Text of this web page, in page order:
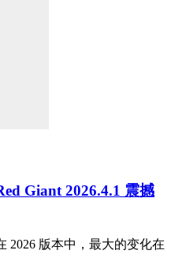
Giant 2026.4.1 震撼
2026 版本中，最大的变化在